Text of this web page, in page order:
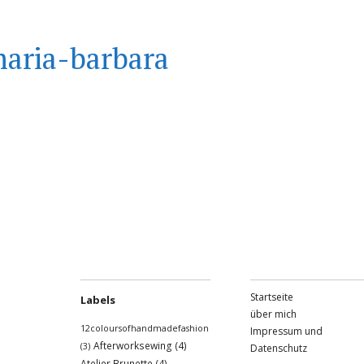
barbara
Startseite
über mich
Impressum und
Datenschutz
Labels
12coloursofhandmadefashion
(3) Afterworksewing (4)